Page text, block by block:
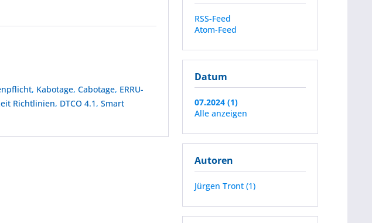
RSS-Feed
Atom-Feed
Datum
07.2024 (1)
Alle anzeigen
Autoren
Jürgen Tront (1)
, Kabotage,Cabotage, ERRU-
Richtlinien, DTCO 4.1,Smart